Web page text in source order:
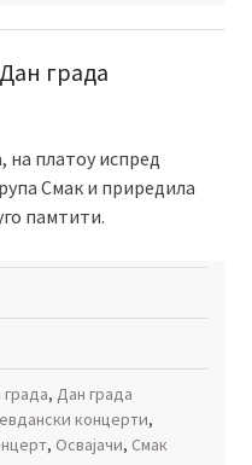
града
на платоу испред
Смак и приредила
памтити.
, Дан града
концерти,
, Освајачи, Смак